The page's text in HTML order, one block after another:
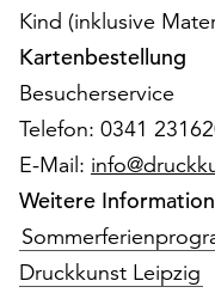
der
Seite
die
Schaltfläche
„Cookie-
Einstellungen“
zur
Verfügung.
Funktionale
Cookies
Kind (inklusive
Kartenbestellung
Besucherservice
Telefon: 0341
E-Mail:
Weitere
Druckkunst Leipzig